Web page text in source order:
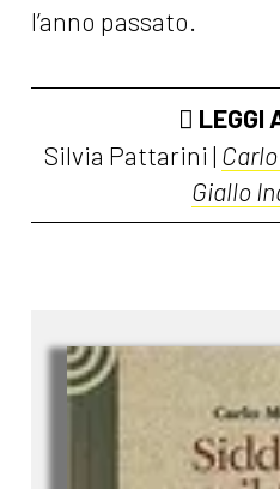
l’anno passato.
LEGGI
Silvia Pattarini |
Giallo